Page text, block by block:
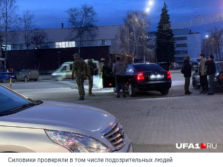
Силовики проверяли в том числе подозрительных людей